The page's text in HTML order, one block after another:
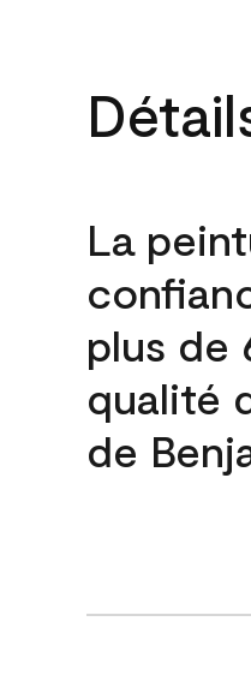
La
plus de
qualité
de